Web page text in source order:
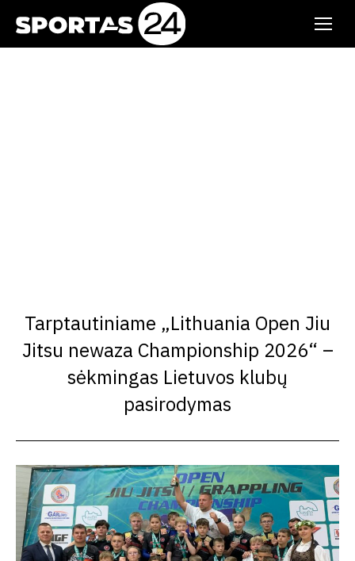
Tarptautiniame „Lithuania Open Jiu
Jitsu newaza Championship 2026“ –
sėkmingas Lietuvos klubų
pasirodymas